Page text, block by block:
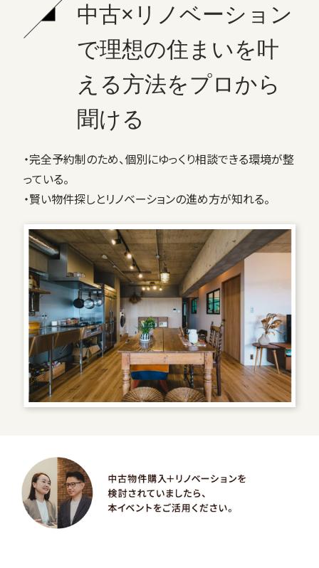
中古×リノベーション
で理想の住まいを叶
える方法をプロから
聞ける
・完全予約制のため、個別にゆっくり相談できる環境が整
っている。
・賢い物件探しとリノベーションの進め方が知れる。